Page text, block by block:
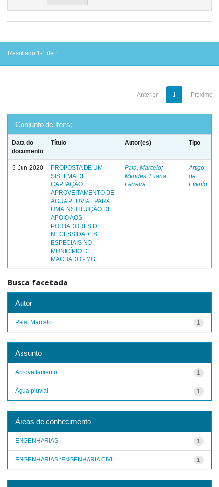
Resultado 1-1 de 1.
Anterior 1 Próximo
Conjunto de itens:
Data do
documento
Título Autor(es) Tipo
5-Jun-2020
PROPOSTA DE UM
SISTEMA DE
CAPTAÇÃO E
APROVEITAMENTO DE
ÁGUA PLUVIAL PARA
UMA INSTITUIÇÃO DE
APOIO AOS
PORTADORES DE
NECESSIDADES
ESPECIAIS NO
MUNICÍPIO DE
MACHADO - MG
Pala, Marcelo;
Mendes, Luana
Ferreira
Artigo
de
Evento
Busca facetada
Autor
1
Pala, Marcelo
Assunto
1
Aproveitamento
1
Água pluvial
Áreas de conhecimento
1
ENGENHARIAS
1
ENGENHARIAS::ENGENHARIA CIVIL